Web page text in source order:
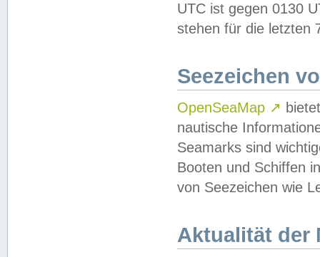
UTC ist gegen 0130
stehen für die letzten
Seezeichen
OpenSeaMap ↗
nautische
Seamarks sind
Booten und Schiffen
von Seezeichen wie
Aktualität der